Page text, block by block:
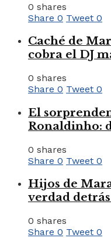
0 shares
Share 0 Tweet 0
Caché de
cobra el DJ
0 shares
Share 0 Tweet 0
El
Ronaldinho:
0 shares
Share 0 Tweet 0
Hijos de
verdad
0 shares
Share 0 Tweet 0